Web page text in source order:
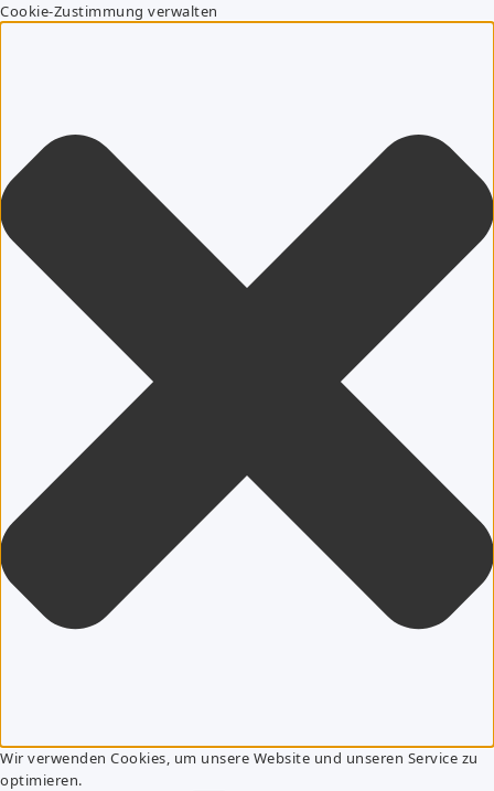
Cookie-Zustimmung verwalten
Wir verwenden Cookies, um unsere Website und unseren Service zu
optimieren.